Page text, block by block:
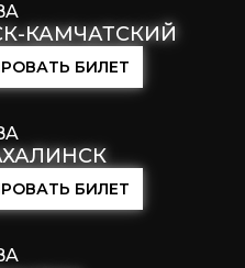
КАМЧАТСКИЙ
БИЛЕТ
БИЛЕТ